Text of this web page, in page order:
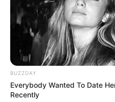
BUZZDAY
Everybody Wanted To Date
Recently